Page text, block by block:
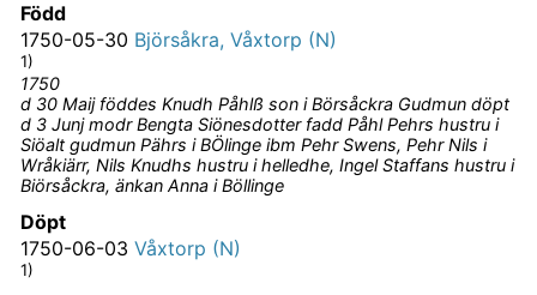
Född
1750-05-30 Björsåkra, Våxtorp (N)
1)
1750
d 30 Maij föddes Knudh Påhlß son i Börsåckra Gudmun döpt
d 3 Junj modr Bengta Siönesdotter fadd Påhl Pehrs hustru i
Siöalt gudmun Pährs i BÖlinge ibm Pehr Swens, Pehr Nils i
Wråkiärr, Nils Knudhs hustru i helledhe, Ingel Staffans hustru i
Biörsåckra, änkan Anna i Böllinge
Döpt
1750-06-03 Våxtorp (N)
1)